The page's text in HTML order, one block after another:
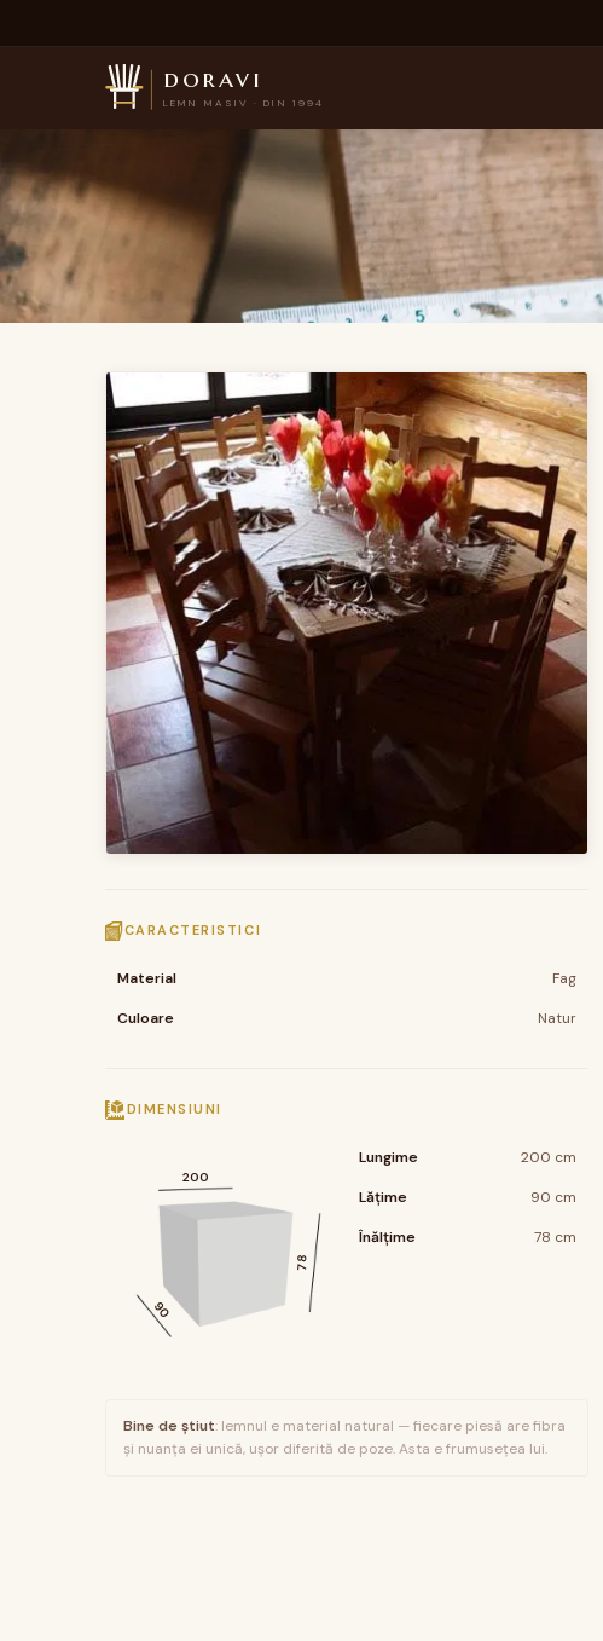
doravi
LEMN MASIV · DIN 1994
CARACTERISTICI
Material Fag
Culoare Natur
DIMENSIUNI
90
200
78
Lungime 200 cm
Lățime 90 cm
Înălțime 78 cm
Bine de știut: lemnul e material natural — fiecare piesă are fibra
și nuanța ei unică, ușor diferită de poze. Asta e frumusețea lui.